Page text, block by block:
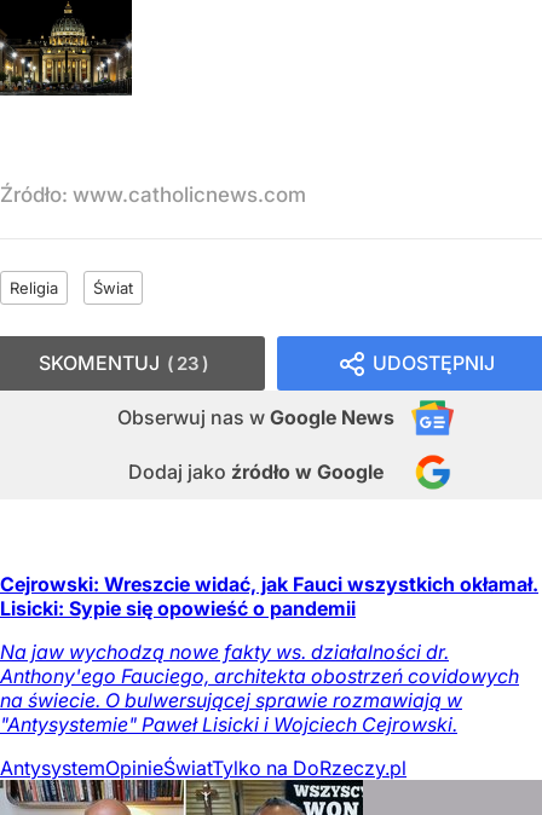
Źródło: www.catholicnews.com
Religia Świat
UDOSTĘPNIJ
Obserwuj nas w Google News
Dodaj jako źródło w Google
SKOMENTUJ 23
Cejrowski: Wreszcie widać, jak Fauci wszystkich okłamał.
Lisicki: Sypie się opowieść o pandemii
Na jaw wychodzą nowe fakty ws. działalności dr.
Anthony'ego Fauciego, architekta obostrzeń covidowych
na świecie. O bulwersującej sprawie rozmawiają w
"Antysystemie" Paweł Lisicki i Wojciech Cejrowski.
AntysystemOpinieŚwiatTylko na DoRzeczy.pl